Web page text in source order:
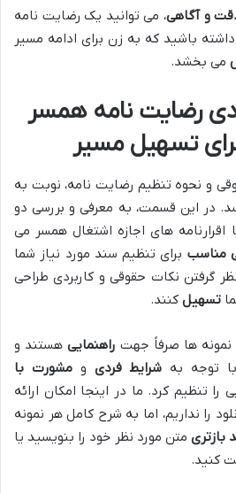
و آگاهی، می توانید یک رضایت نامه
داشته باشید که به زن برای ادامه مسیر
می بخشد.
رضایت نامه همسر
برای تسهیل مسیر
و نحوه تنظیم رضایت نامه، نوبت به
در این قسمت، به معرفی و بررسی دو
اقرارنامه های اجازه اشتغال همسر می
مناسب برای تنظیم سند مورد نیاز شما
گرفتن نکات حقوقی و کاربردی طراحی
تسهیل کنند.
نمونه ها صرفاً جهت راهنمایی هستند و
توجه به شرایط فردی ومشورت با
را تنظیم کرد. ما در اینجا امکان ارائه
را نداریم، اما به شرح کامل هر نمونه
بازتریمتن مورد نظر خود را بنویسید یا
کنید.